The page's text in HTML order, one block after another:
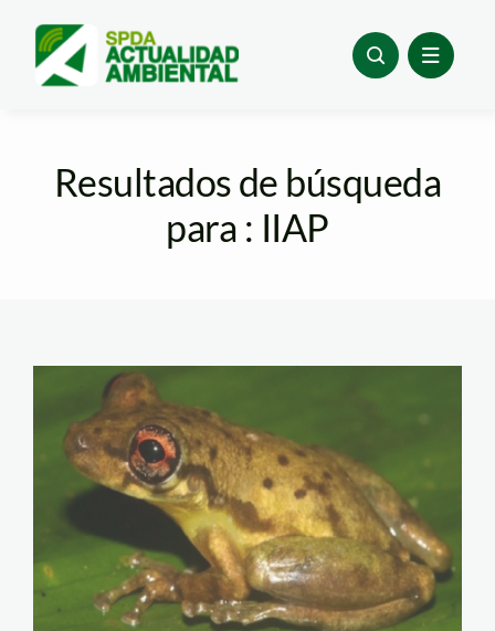
content
Resultados de búsqueda
para : IIAP
rana – Scinax
ushiniauae – IIAP